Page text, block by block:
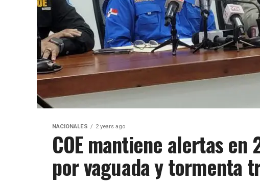
NACIONALES 2 years ago
COE mantiene alertas
por vaguada y tormenta